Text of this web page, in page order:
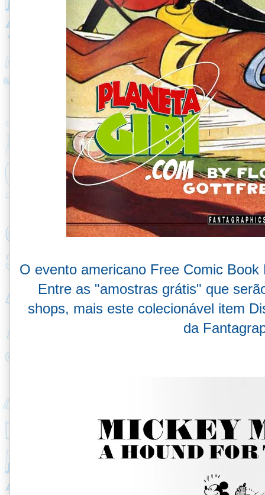
O evento americano Free Comic
Entre as "amostras grátis" que
shops, mais este colecionável item
da